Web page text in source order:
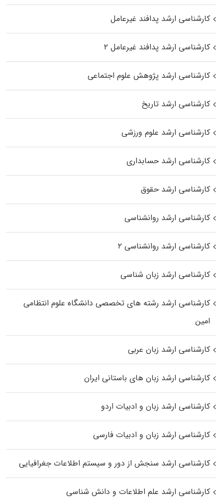
کارشناسی ارشد پدافند غیرعامل
کارشناسی ارشد پدافند غیرعامل ۲
کارشناسی ارشد پژوهش علوم اجتماعی
کارشناسی ارشد تاریخ
کارشناسی ارشد علوم ورزشی
کارشناسی ارشد حسابداری
کارشناسی ارشد حقوق
کارشناسی ارشد روانشناسی
کارشناسی ارشد روانشناسی ۲
کارشناسی ارشد زبان شناسی
کارشناسی ارشد رﺷﺘﻪ ﻫﺎی تخصصی داﻧﺸﮕﺎه ﻋﻠﻮم انتظامی
اﻣﻴﻦ
کارشناسی ارشد زبان عربی
کارشناسی ارشد زبان‌ های باستانی ایران
کارشناسی ارشد زبان و ادبیات اردو
کارشناسی ارشد زبان و ادبیات فارسی
کارشناسی ارشد سنجش از دور و سیستم اطلاعات جغرافیایی
کارشناسی ارشد علم اطلاعات و دانش شناسی